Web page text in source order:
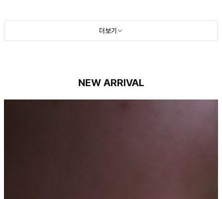
더보기
NEW ARRIVAL